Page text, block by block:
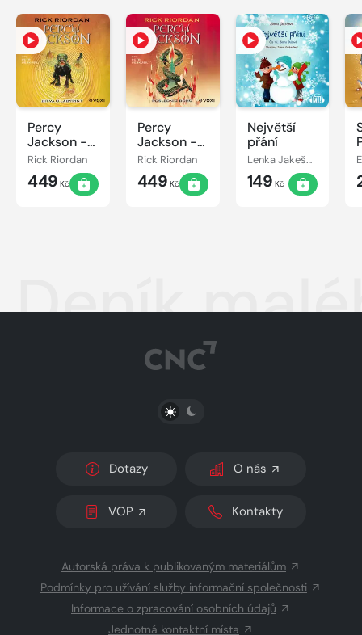
Percy
Jackson -
Bitva o
labyrint
Rick Riordan
449 Kč
Percy
Jackson -
Poslední z
bohů
Rick Riordan
449 Kč
Největší
přání
Lenka Jakešová
149 Kč
Deník
PŘEPNOUT SVĚTLÝ/TMAVÝ REŽIM
Dotazy O nás
VOP Kontakty
Autorská práva k publikovaným materiálům
Podmínky pro užívání služby informační společnosti
Informace o zpracování osobních údajů
Jednotná kontaktní místa